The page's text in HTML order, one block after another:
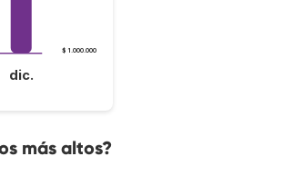
$ 1.000.000
dic.
más altos?